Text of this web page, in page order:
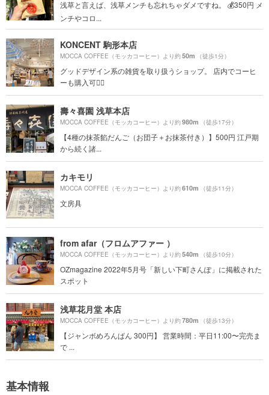
浅草と言えば、浅草メンチも忘れちゃダメですね。 💰350円 メ
ンチやコロ...
KONCENT 駒形本店
MOCCA COFFEE（モッカコーヒー）より約50m （徒歩1分）
グッドデザイン系の雑貨を取り扱うショップ。 店内でコーヒ
ーも購入可🙆‍♀️
壽々喜園 浅草本店
MOCCA COFFEE（モッカコーヒー）より約980m （徒歩17分）
【4種の抹茶餡だんご（お団子＋お抹茶付き）】500円 江戸期
から続く諸...
カキモリ
MOCCA COFFEE（モッカコーヒー）より約610m （徒歩11分）
文房具
from afar（フロムアファー ）
MOCCA COFFEE（モッカコーヒー）より約540m （徒歩10分）
OZmagazine 2022年5月号「新しい下町さんぽ」に掲載された
スポット
浅草花月堂 本店
MOCCA COFFEE（モッカコーヒー）より約780m （徒歩13分）
【ジャンボめろんぱん 300円】 営業時間：平日11:00〜完売ま
で ...
基本情報